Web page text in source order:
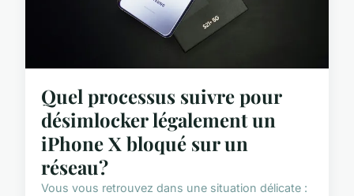
Quel processus suivre pour
désimlocker légalement un
iPhone X bloqué sur un
réseau?
Vous vous retrouvez dans une situation délicate :